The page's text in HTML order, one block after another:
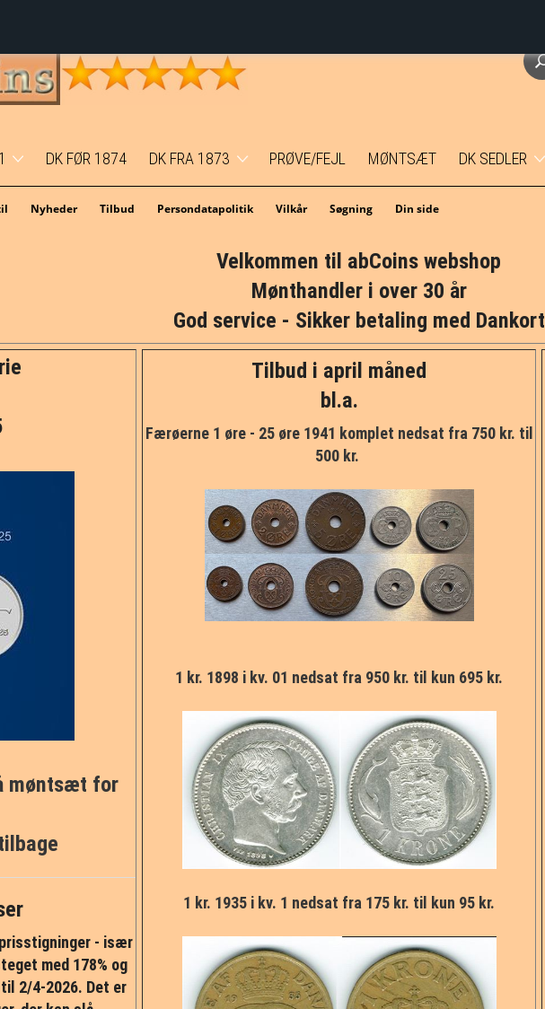
før M2
DK FØR 1874 DK FRA 1873
Erindringsmønter
Temamønter
2 øre
10 øre
½ kr. og 50 øre
PRØVE/FEJL MØNTSÆT DK SEDLER
5 kr.
10 kr.
20 kr.
100 kr.
500 kr.
1000 kr.
Nyheder Tilbud Persondatapolitik Vilkår Søgning Din side
Velkommen til abCoins webshop
Mønthandler i over 30 år
God service - Sikker betaling med Dankort
møntsæt for
- især
med 178% og
2/4-2026. Det er
Tilbud i april måned
bl.a.
Færøerne 1 øre - 25 øre 1941 komplet nedsat fra 750 kr. til
500 kr.
1 kr. 1898 i kv. 01 nedsat fra 950 kr. til kun 695 kr.
1 kr. 1935 i kv. 1 nedsat fra 175 kr. til kun 95 kr.